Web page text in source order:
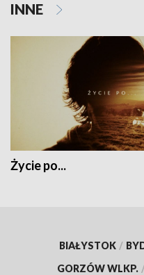
INNE
Życie po...
BIAŁYSTOK /
GORZÓW WLKP.